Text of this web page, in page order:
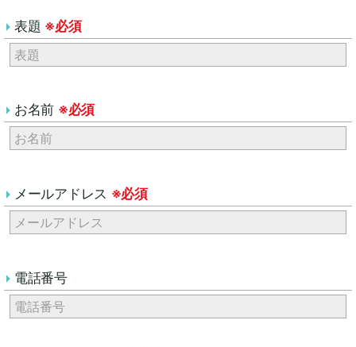
表題 ※必須
お名前 ※必須
メールアドレス ※必須
電話番号